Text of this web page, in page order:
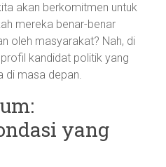
akan berkomitmen untuk
mereka benar-benar
oleh masyarakat? Nah, di
kandidat politik yang
di masa depan.
yang